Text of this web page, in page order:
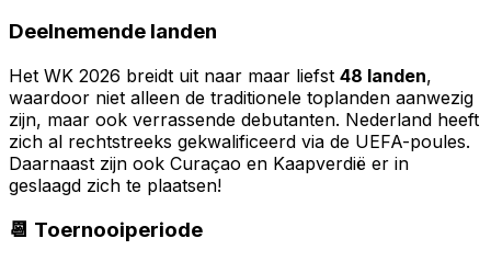
Deelnemende landen
Het WK 2026 breidt uit naar maar liefst 48 landen,
waardoor niet alleen de traditionele toplanden aanwezig
zijn, maar ook verrassende debutanten. Nederland heeft
zich al rechtstreeks gekwalificeerd via de UEFA-poules.
Daarnaast zijn ook Curaçao en Kaapverdië er in
geslaagd zich te plaatsen!
📆 Toernooiperiode